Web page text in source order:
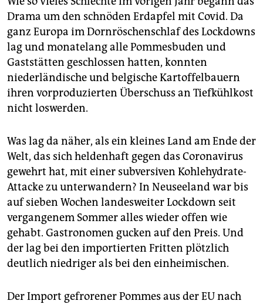
unterstützen
abo
genossenschaft
epaper login
Drama um den schnöden Erdapfel mit Covid. Da
ganz Europa im Dornröschenschlaf des Lockdowns
lag und monatelang alle Pommesbuden und
Gaststätten geschlossen hatten, konnten
niederländische und belgische Kartoffelbauern
ihren vorproduzierten Überschuss an Tiefkühlkost
nicht loswerden.
Was lag da näher, als ein kleines Land am Ende der
Welt, das sich heldenhaft gegen das Coronavirus
gewehrt hat, mit einer subversiven Kohlehydrate-
Attacke zu unterwandern? In Neuseeland war bis
auf sieben Wochen landesweiter Lockdown seit
vergangenem Sommer alles wieder offen wie
gehabt. Gas­tro­nomen gucken auf den Preis. Und
der lag bei den importierten Fritten plötzlich
deutlich niedriger als bei den einheimischen.
Der Import gefrorener Pommes aus der EU nach